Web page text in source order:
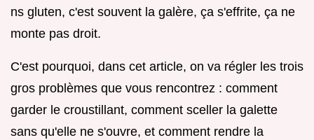
ns gluten, c'est souvent la galère, ça s'effrite, ça ne
monte pas droit.
C'est pourquoi, dans cet article, on va régler les trois
gros problèmes que vous rencontrez : comment
garder le croustillant, comment sceller la galette
sans qu'elle ne s'ouvre, et comment rendre la